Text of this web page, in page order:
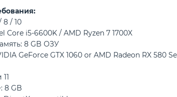
/ 10
Core i5-6600K / AMD Ryzen 7 1700X
8 GB ОЗУ
GeForce GTX 1060 or AMD Radeon RX 580
8 GB